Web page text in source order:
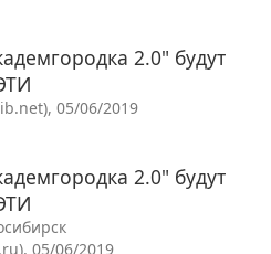
2.0" будут
05/06/2019
2.0" будут
05/06/2019